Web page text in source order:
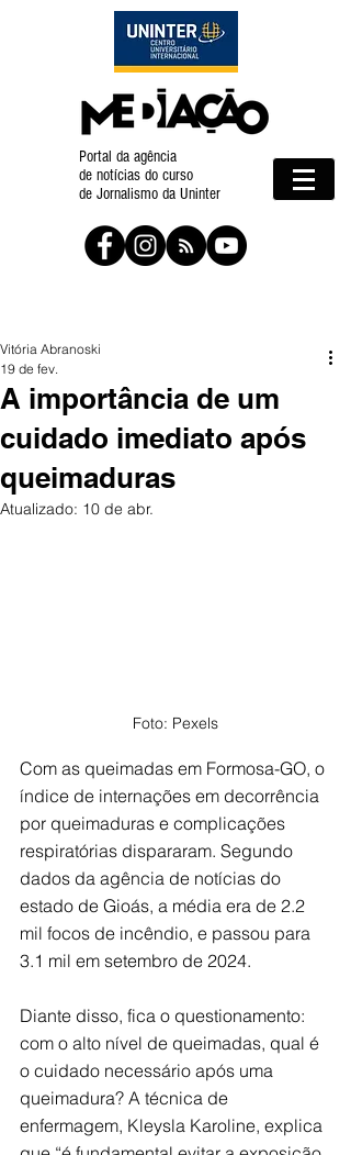
Portal da agência
de notícias do curso
de Jornalismo da Uninter
A importância de um
cuidado imediato após
queimaduras
Vitória Abranoski
19 de fev.
Atualizado: 10 de abr.
Foto: Pexels
Com as queimadas em Formosa-GO, o
índice de internações em decorrência
por queimaduras e complicações
respiratórias dispararam. Segundo
dados da agência de notícias do
estado de Gioás, a média era de 2.2
mil focos de incêndio, e passou para
3.1 mil em setembro de 2024.
Diante disso, fica o questionamento:
com o alto nível de queimadas, qual é
o cuidado necessário após uma
queimadura? A técnica de
enfermagem, Kleysla Karoline, explica